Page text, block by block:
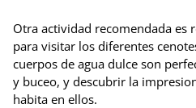
Otra actividad recomendada es
para visitar los diferentes
cuerpos de agua dulce son
y buceo, y descubrir la
habita en ellos.